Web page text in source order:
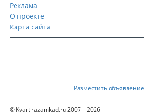
Реклама
О проекте
Карта сайта
Разместить объявление
© Kvartirazamkad.ru 2007—2026